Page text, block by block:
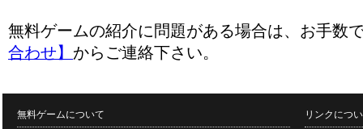
無料ゲームの紹介に問題がある場合は、お手数
合わせ】 からご連絡下さい。
無料ゲームについて リンクにつ